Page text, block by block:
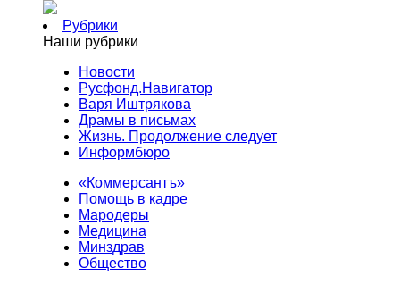
Рубрики
Наши рубрики
Новости
Русфонд.Навигатор
Варя Иштрякова
Драмы в письмах
Жизнь. Продолжение следует
Информбюро
«Коммерсантъ»
Помощь в кадре
Мародеры
Медицина
Минздрав
Общество